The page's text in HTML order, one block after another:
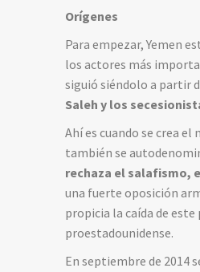
Orígenes
Para empezar, Yemen
los actores más
siguió siéndolo a partir
Saleh y los
Ahí es cuando se crea
también se
rechaza el salafismo,
una fuerte oposición
propicia la caída de
proestadounidense.
En septiembre de 2014